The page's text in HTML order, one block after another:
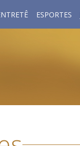
ESPORTES